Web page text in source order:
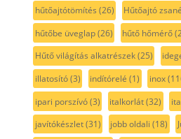
hűtőajtótömítés (26) Hűtőajtó
hűtőbe üveglap(26) hűtő hőmérő
Hűtő világítás alkatrészek(25)
illatosító(3) indítórelé (1) inox
ipari porszívó(3) italkorlát(32)
javítókészlet(31) jobb oldali (18)